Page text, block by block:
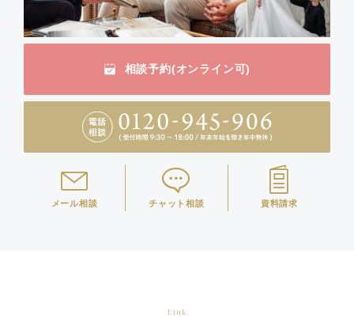
相談予約(オンライン可)
メール相談 チャット相談 資料請求
Link